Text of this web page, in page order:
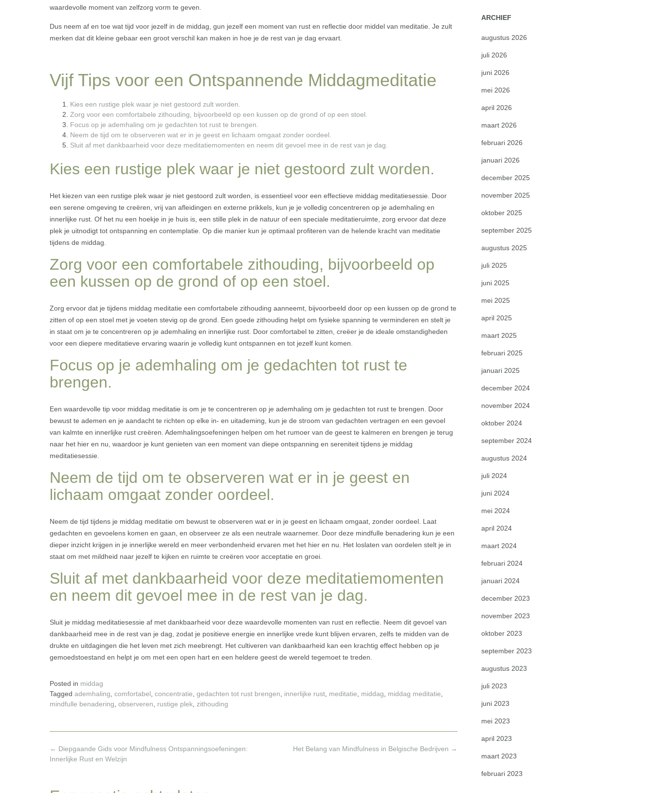
waardevolle moment van zelfzorg vorm te geven.
Dus neem af en toe wat tijd voor jezelf in de middag, gun jezelf een moment van rust en reflectie door middel van meditatie. Je zult
merken dat dit kleine gebaar een groot verschil kan maken in hoe je de rest van je dag ervaart.
Vijf Tips voor een Ontspannende Middagmeditatie
Kies een rustige plek waar je niet gestoord zult worden.
Zorg voor een comfortabele zithouding, bijvoorbeeld op een kussen op de grond of op een stoel.
Focus op je ademhaling om je gedachten tot rust te brengen.
Neem de tijd om te observeren wat er in je geest en lichaam omgaat zonder oordeel.
Sluit af met dankbaarheid voor deze meditatiemomenten en neem dit gevoel mee in de rest van je dag.
Kies een rustige plek waar je niet gestoord zult worden.
Het kiezen van een rustige plek waar je niet gestoord zult worden, is essentieel voor een effectieve middag meditatiesessie. Door
een serene omgeving te creëren, vrij van afleidingen en externe prikkels, kun je je volledig concentreren op je ademhaling en
innerlijke rust. Of het nu een hoekje in je huis is, een stille plek in de natuur of een speciale meditatieruimte, zorg ervoor dat deze
plek je uitnodigt tot ontspanning en contemplatie. Op die manier kun je optimaal profiteren van de helende kracht van meditatie
tijdens de middag.
Zorg voor een comfortabele zithouding, bijvoorbeeld op
een kussen op de grond of op een stoel.
Zorg ervoor dat je tijdens middag meditatie een comfortabele zithouding aanneemt, bijvoorbeeld door op een kussen op de grond te
zitten of op een stoel met je voeten stevig op de grond. Een goede zithouding helpt om fysieke spanning te verminderen en stelt je
in staat om je te concentreren op je ademhaling en innerlijke rust. Door comfortabel te zitten, creëer je de ideale omstandigheden
voor een diepere meditatieve ervaring waarin je volledig kunt ontspannen en tot jezelf kunt komen.
Focus op je ademhaling om je gedachten tot rust te
brengen.
Een waardevolle tip voor middag meditatie is om je te concentreren op je ademhaling om je gedachten tot rust te brengen. Door
bewust te ademen en je aandacht te richten op elke in- en uitademing, kun je de stroom van gedachten vertragen en een gevoel
van kalmte en innerlijke rust creëren. Ademhalingsoefeningen helpen om het rumoer van de geest te kalmeren en brengen je terug
naar het hier en nu, waardoor je kunt genieten van een moment van diepe ontspanning en sereniteit tijdens je middag
meditatiesessie.
Neem de tijd om te observeren wat er in je geest en
lichaam omgaat zonder oordeel.
Neem de tijd tijdens je middag meditatie om bewust te observeren wat er in je geest en lichaam omgaat, zonder oordeel. Laat
gedachten en gevoelens komen en gaan, en observeer ze als een neutrale waarnemer. Door deze mindfulle benadering kun je een
dieper inzicht krijgen in je innerlijke wereld en meer verbondenheid ervaren met het hier en nu. Het loslaten van oordelen stelt je in
staat om met mildheid naar jezelf te kijken en ruimte te creëren voor acceptatie en groei.
Sluit af met dankbaarheid voor deze meditatiemomenten
en neem dit gevoel mee in de rest van je dag.
Sluit je middag meditatiesessie af met dankbaarheid voor deze waardevolle momenten van rust en reflectie. Neem dit gevoel van
dankbaarheid mee in de rest van je dag, zodat je positieve energie en innerlijke vrede kunt blijven ervaren, zelfs te midden van de
drukte en uitdagingen die het leven met zich meebrengt. Het cultiveren van dankbaarheid kan een krachtig effect hebben op je
gemoedstoestand en helpt je om met een open hart en een heldere geest de wereld tegemoet te treden.
Posted in middag
Tagged ademhaling, comfortabel, concentratie, gedachten tot rust brengen, innerlijke rust, meditatie, middag, middag meditatie,
mindfulle benadering, observeren, rustige plek, zithouding
Post
navigation
Het Belang van Mindfulness in Belgische Bedrijven →
← Diepgaande Gids voor Mindfulness Ontspanningsoefeningen:
Innerlijke Rust en Welzijn
ARCHIEF
augustus 2026
juli 2026
juni 2026
mei 2026
april 2026
maart 2026
februari 2026
januari 2026
december 2025
november 2025
oktober 2025
september 2025
augustus 2025
juli 2025
juni 2025
mei 2025
april 2025
maart 2025
februari 2025
januari 2025
december 2024
november 2024
oktober 2024
september 2024
augustus 2024
juli 2024
juni 2024
mei 2024
april 2024
maart 2024
februari 2024
januari 2024
december 2023
november 2023
oktober 2023
september 2023
augustus 2023
juli 2023
juni 2023
mei 2023
april 2023
maart 2023
februari 2023